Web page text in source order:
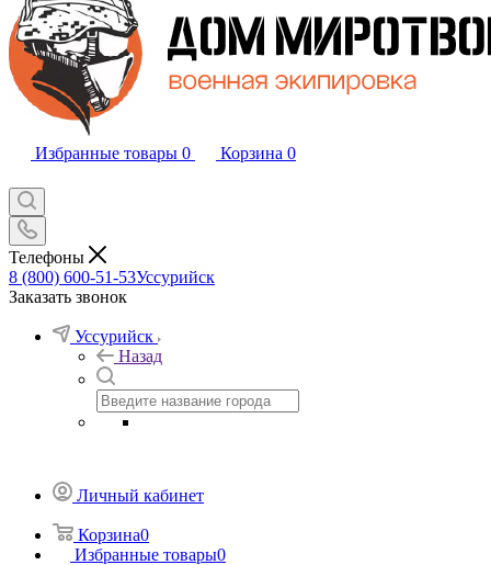
Избранные товары 0 Корзина 0
Телефоны
8 (800) 600-51-53Уссурийск
Заказать звонок
Уссурийск
Назад
Личный кабинет
Корзина0
Избранные товары0